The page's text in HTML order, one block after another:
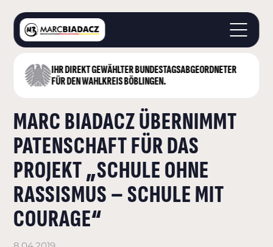
IHR DIREKT GEWÄHLTER BUNDESTAGS­ABGEORDNETER
FÜR DEN WAHLKREIS BÖBLINGEN.
STARTSEITE
LANDKREIS BÖBLINGEN
DEUTSCHER BUNDESTAG
AKTUELLES
KONTAKT
MARC BIADACZ ÜBERNIMMT
PATENSCHAFT FÜR DAS
PROJEKT „SCHULE OHNE
RASSISMUS – SCHULE MIT
COURAGE“